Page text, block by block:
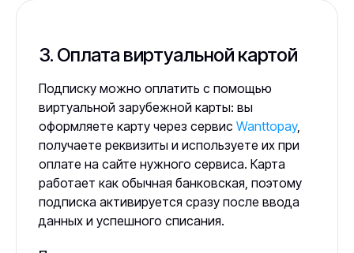
3. Оплата виртуальной картой
Подписку можно оплатить с помощью
виртуальной зарубежной карты: вы
оформляете карту через сервис Wanttopay,
получаете реквизиты и используете их при
оплате на сайте нужного сервиса. Карта
работает как обычная банковская, поэтому
подписка активируется сразу после ввода
данных и успешного списания.